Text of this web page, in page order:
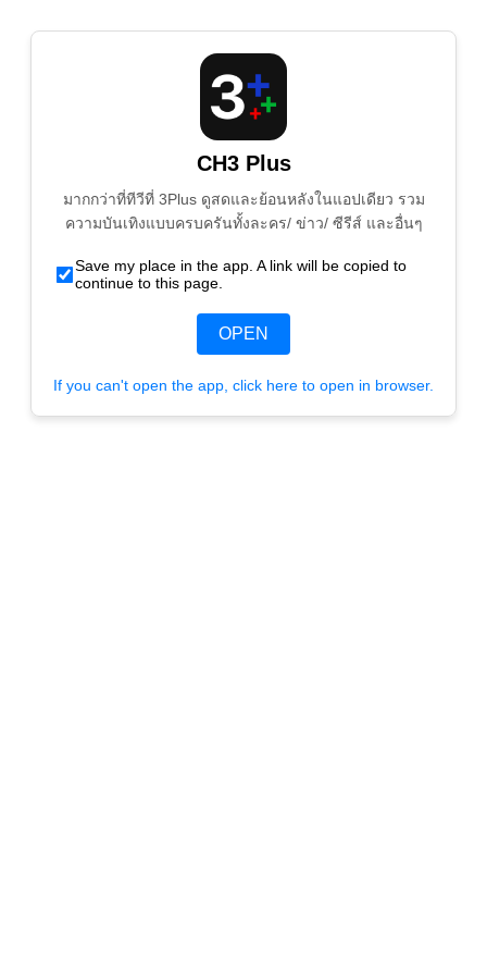
CH3 Plus
มากกว่าที่ทีวีที่ 3Plus ดูสดและย้อนหลังในแอปเดียว รวม
ความบันเทิงแบบครบครันทั้งละคร/ ข่าว/ ซีรีส์ และอื่นๆ
Save my place in the app. A link will be copied to
continue to this page.
OPEN
If you can't open the app, click here to open in browser.